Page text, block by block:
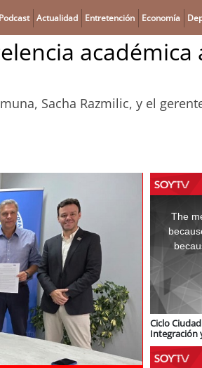
Podcast Actualidad Entretención Economía
Sacha Razmilic, y el
window.
The
Ciclo
Integración